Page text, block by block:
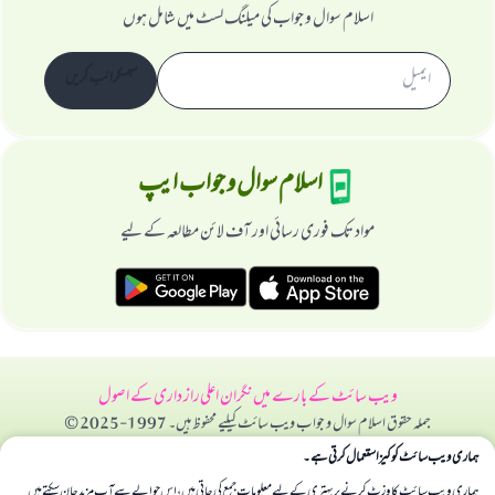
اسلام سوال و جواب کی میلنگ لسٹ میں شامل ہوں
اسلام سوال و جواب ایپ
مواد تک فوری رسائی اور آف لائن مطالعہ کے لیے
ویب سائٹ کے بارے میںنگران اعلیراز داری کے اصول
جملہ حقوق اسلام سوال و جواب ویب سائٹ کیلیے محفوظ ہیں۔ 1997-2025 ©
ہماری ویب سائٹ کوکیز استعمال کرتی ہے۔